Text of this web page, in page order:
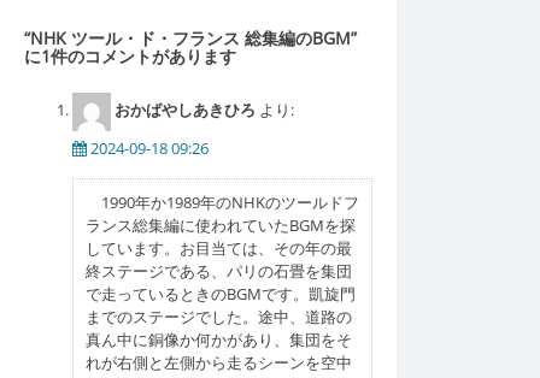
ビ
ゲ
ー
“NHK ツール・ド・フランス 総集編のBGM”
に1件のコメントがあります
おかばやしあきひろ より:
2024-09-18 09:26
1990年か1989年のNHKのツールドフ
ランス総集編に使われていたBGMを探
しています。お目当ては、その年の最
終ステージである、パリの石畳を集団
で走っているときのBGMです。凱旋門
までのステージでした。途中、道路の
真ん中に銅像か何かがあり、集団をそ
れが右側と左側から走るシーンを空中